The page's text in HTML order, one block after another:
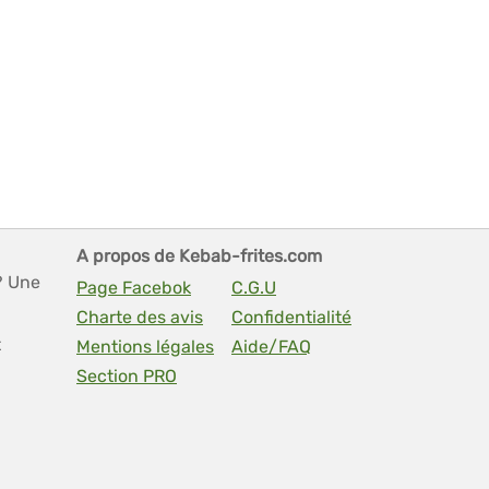
Une
A propos de Kebab-frites.com
Page Facebok
C.G.U
Charte des avis
Confidentialité
Mentions légales
Aide/FAQ
Section PRO